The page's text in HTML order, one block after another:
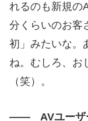
れるのも新規の
分くらいのお客
初」みたいな。
ね。むしろ、お
（笑）。
—— AVユーザ